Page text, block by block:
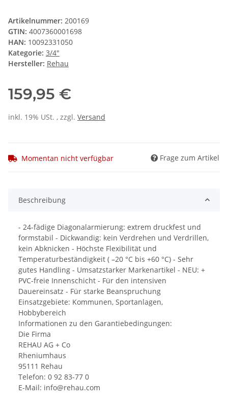
Artikelnummer: 200169
GTIN: 4007360001698
HAN: 10092331050
Kategorie: 3/4"
Hersteller: Rehau
159,95 €
inkl. 19% USt. , zzgl. Versand
Momentan nicht verfügbar Frage zum Artikel
Beschreibung
- 24-fädige Diagonalarmierung: extrem druckfest und
formstabil - Dickwandig: kein Verdrehen und Verdrillen,
kein Abknicken - Höchste Flexibilität und
Temperaturbeständigkeit ( –20 °C bis +60 °C) - Sehr
gutes Handling - Umsatzstarker Markenartikel - NEU: +
PVC-freie Innenschicht - Für den intensiven
Dauereinsatz - Für starke Beanspruchung
Einsatzgebiete: Kommunen, Sportanlagen,
Hobbybereich
Informationen zu den Garantiebedingungen:
Die Firma
REHAU AG + Co
Rheniumhaus
95111 Rehau
Telefon: 0 92 83-77 0
E-Mail: info@rehau.com